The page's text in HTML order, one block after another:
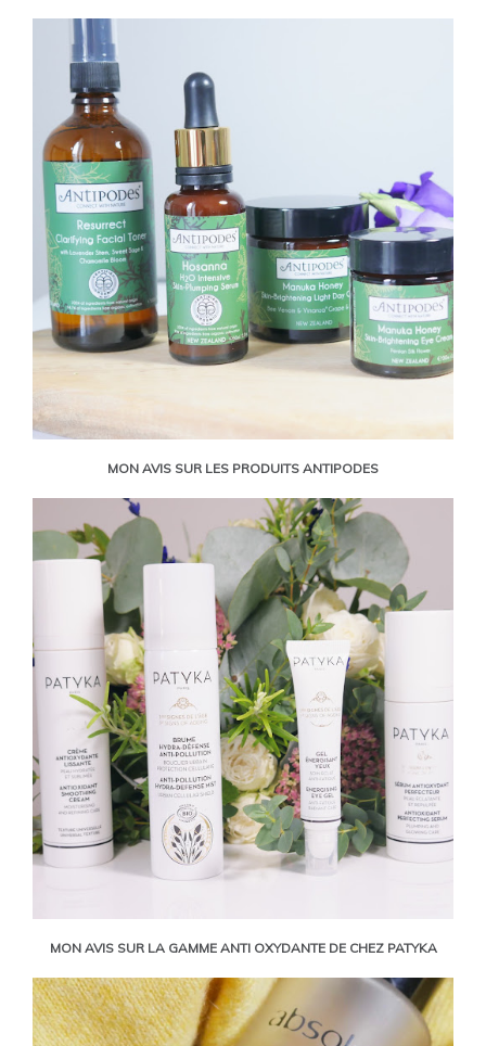
MON AVIS SUR LES PRODUITS ANTIPODES
MON AVIS SUR LA GAMME ANTI OXYDANTE DE CHEZ PATYKA